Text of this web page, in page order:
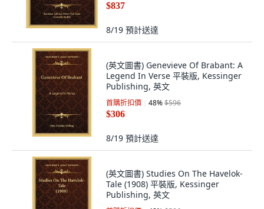
$837
8/19 預計送達
(英文圖書) Genevieve Of Brabant: A
Legend In Verse 平裝版, Kessinger
Publishing, 英文
首購折扣價 48%$596
$306
8/19 預計送達
(英文圖書) Studies On The Havelok-
Tale (1908) 平裝版, Kessinger
Publishing, 英文